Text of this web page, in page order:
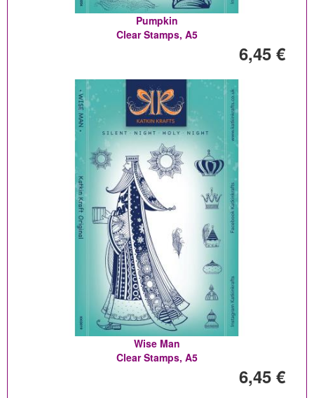
Pumpkin
Clear Stamps, A5
6,45 €
Wise Man
Clear Stamps, A5
6,45 €